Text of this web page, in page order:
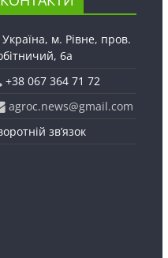
Україна, м. Рівне, пров.
6а
+38 067 364 71 72
agroc.news@gmail.com
зв’язок